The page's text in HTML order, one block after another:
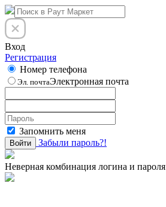
Вход
Регистрация
Номер телефона
Эл. почтаЭлектронная почта
Запомнить меня
Войти Забыли пароль?!
Неверная комбинация логина и пароля